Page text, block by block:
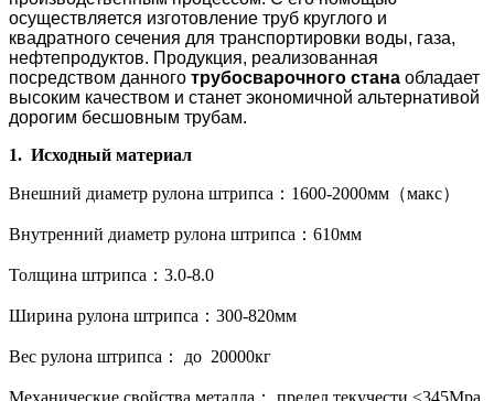
осуществляется изготовление труб круглого и
квадратного сечения для транспортировки воды, газа,
нефтепродуктов. Продукция, реализованная
посредством данного трубосварочного стана обладает
высоким качеством и станет экономичной альтернативой
дорогим бесшовным трубам.
1. Исходный материал
Внешний диаметр рулона штрипса：1600-2000мм（макс）
Внутренний диаметр рулона штрипса：610мм
Толщина штрипса：3.0-8.0
Ширина рулона штрипса：300-820мм
Вес рулона штрипса： до 20000кг